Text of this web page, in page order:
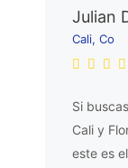
Julian
Cali, Co
Si
Cali y
este es